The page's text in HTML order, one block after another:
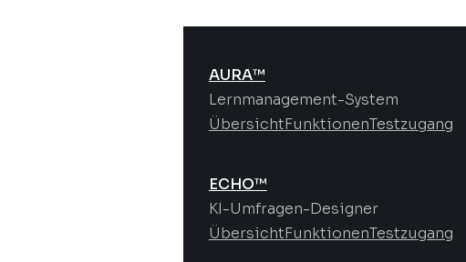
AURA™
Lernmanagement-System
ÜbersichtFunktionenTestzugang
ECHO™
KI-Umfragen-Designer
ÜbersichtFunktionenTestzugang